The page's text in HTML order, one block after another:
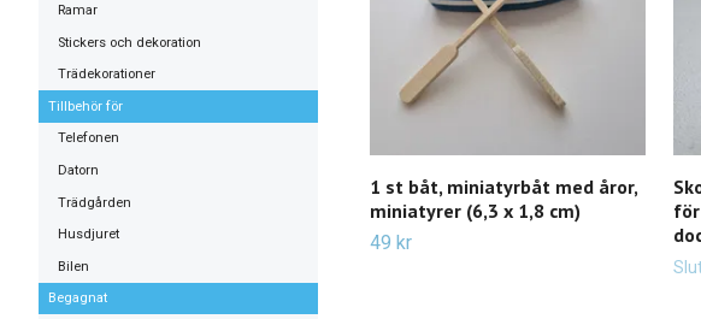
Ramar
Stickers och dekoration
Trädekorationer
Tillbehör för
Telefonen
Datorn
Trädgården
Husdjuret
Bilen
Begagnat
1 st båt, miniatyrbåt med åror,
miniatyrer (6,3 x 1,8 cm)
49 kr